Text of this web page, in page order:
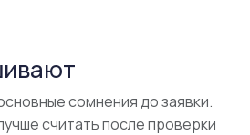
сомнения до заявки.
считать после проверки